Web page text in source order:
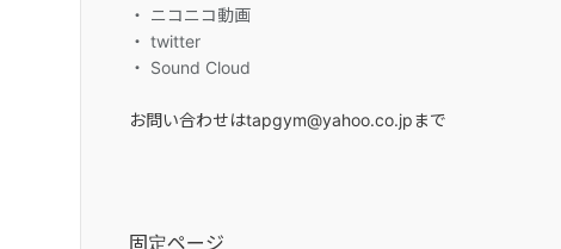
・ ニコニコ動画
・ twitter
・ Sound Cloud
お問い合わせはtapgym@yahoo.co.jpまで
固定ページ